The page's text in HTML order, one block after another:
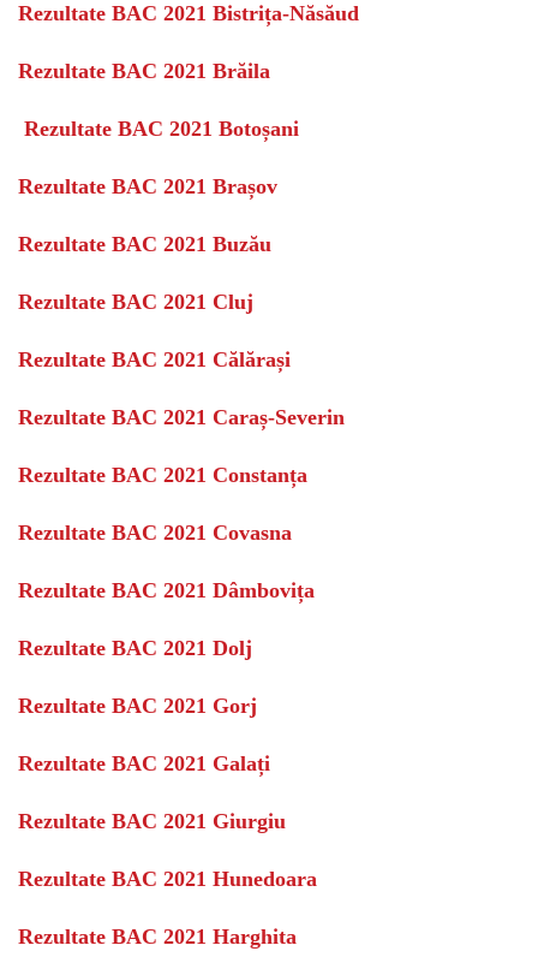
Rezultate BAC 2021 Bistrița-Năsăud
Rezultate BAC 2021 Brăila
Rezultate BAC 2021 Botoșani
Rezultate BAC 2021 Brașov
Rezultate BAC 2021 Buzău
Rezultate BAC 2021 Cluj
Rezultate BAC 2021 Călărași
Rezultate BAC 2021 Caraș-Severin
Rezultate BAC 2021 Constanța
Rezultate BAC 2021 Covasna
Rezultate BAC 2021 Dâmbovița
Rezultate BAC 2021 Dolj
Rezultate BAC 2021 Gorj
Rezultate BAC 2021 Galați
Rezultate BAC 2021 Giurgiu
Rezultate BAC 2021 Hunedoara
Rezultate BAC 2021 Harghita